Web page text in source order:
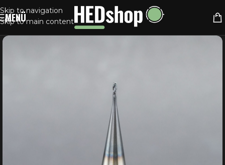
Skip to navigation
Skip to main content
MENÜ